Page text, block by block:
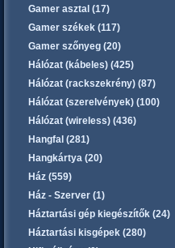
Gamer asztal (17)
Gamer székek (117)
Gamer szőnyeg (20)
Hálózat (kábeles) (425)
Hálózat (rackszekrény) (87)
Hálózat (szerelvények) (100)
Hálózat (wireless) (436)
Hangfal (281)
Hangkártya (20)
Ház (559)
Ház - Szerver (1)
Háztartási gép kiegészítők (24)
Háztartási kisgépek (280)